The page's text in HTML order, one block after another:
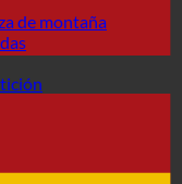
de montaña